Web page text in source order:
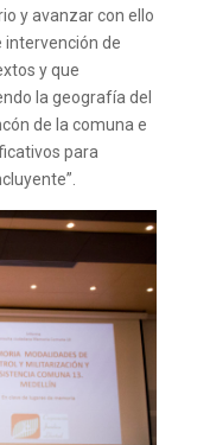
y avanzar con ello
intervención de
y que
la geografía del
de la comuna e
para